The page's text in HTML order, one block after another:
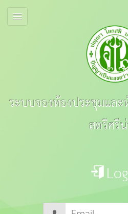
ระบบจองห้องประชุมและ
สตรีศรี